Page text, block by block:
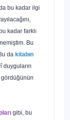
bu kadar ilgi
kadar farklı
Bu
da kitabın
duyguların
gördüğünün
gibi, bu